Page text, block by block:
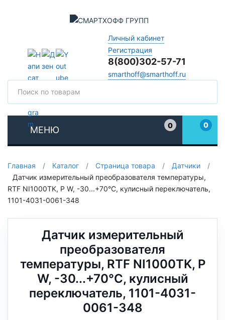
Личный кабинет
Регистрация
8(800)302-57-71
smarthoff@smarthoff.ru
МЕНЮ
0
0
Главная / Каталог / Страница товара / Датчики
/
Датчик измерительный преобразователя температуры,
RTF NI1000TK, P W, -30...+70°C, кулисный переключатель,
1101-4031-0061-348
Датчик измерительный
преобразователя
температуры, RTF NI1000TK, P
W, -30...+70°C, кулисный
переключатель, 1101-4031-
0061-348